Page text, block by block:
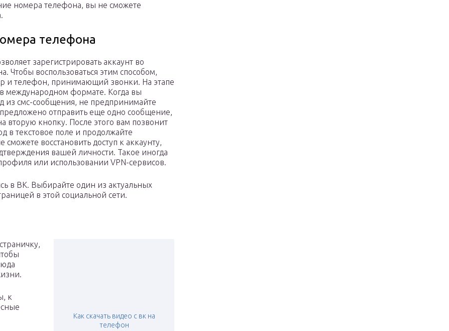
номера телефона, вы не сможете
телефона
зарегистрировать аккаунт во
Чтобы воспользоваться этим способом,
и телефон, принимающий звонки. На этапе
международном формате. Когда вы
из смс-сообщения, не предпринимайте
отправить еще одно сообщение,
вторую кнопку. После этого вам позвонит
в текстовое поле и продолжайте
восстановить доступ к аккаунту,
вашей личности. Такое иногда
или использовании VPN-сервисов.
в ВК. Выбирайте один из актуальных
в этой социальной сети.
Как скачать видео с вк на
телефон
к